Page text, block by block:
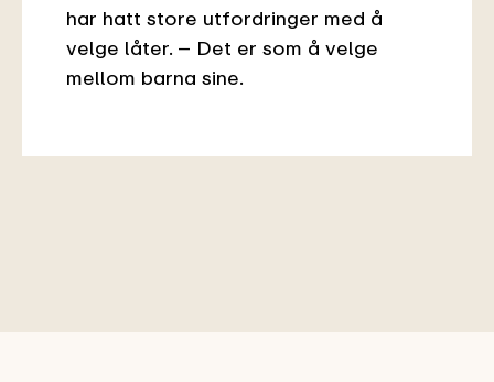
har hatt store utfordringer med å
velge låter. – Det er som å velge
mellom barna sine.